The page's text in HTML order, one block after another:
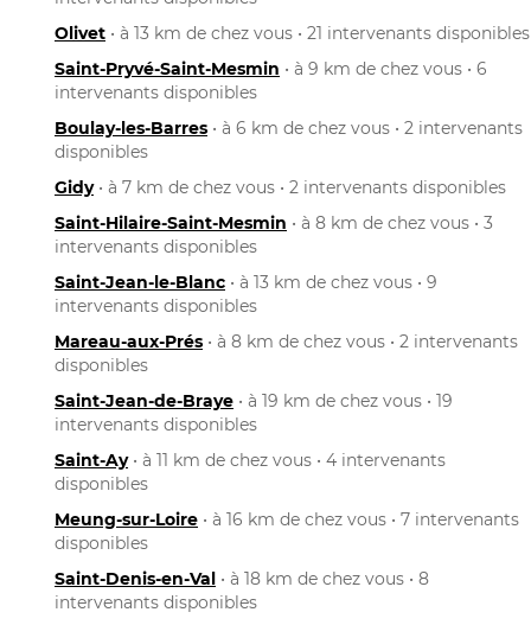
Olivet • à 13 km de chez vous • 21 intervenants disponibles
Saint-Pryvé-Saint-Mesmin • à 9 km de chez vous • 6
intervenants disponibles
Boulay-les-Barres • à 6 km de chez vous • 2 intervenants
disponibles
Gidy• à 7 km de chez vous • 2 intervenants disponibles
Saint-Hilaire-Saint-Mesmin • à 8 km de chez vous • 3
intervenants disponibles
Saint-Jean-le-Blanc • à 13 km de chez vous • 9
intervenants disponibles
Mareau-aux-Prés • à 8 km de chez vous • 2 intervenants
disponibles
Saint-Jean-de-Braye • à 19 km de chez vous • 19
intervenants disponibles
Saint-Ay• à 11 km de chez vous • 4 intervenants
disponibles
Meung-sur-Loire • à 16 km de chez vous • 7 intervenants
disponibles
Saint-Denis-en-Val • à 18 km de chez vous • 8
intervenants disponibles